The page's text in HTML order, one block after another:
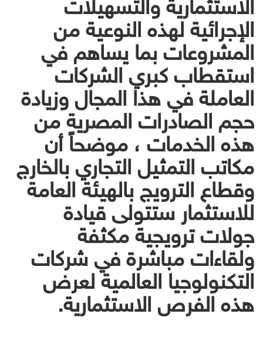
الإجرائية لهذه النوعية من
المشروعات بما يساهم في
استقطاب كبري الشركات
العاملة في هذا المجال وزيادة
حجم الصادرات المصرية من
هذه الخدمات ، موضحاً أن
مكاتب التمثيل التجاري بالخارج
وقطاع الترويج بالهيئة العامة
للاستثمار ستتولى قيادة
جولات ترويجية مكثفة
ولقاءات مباشرة في شركات
التكنولوجيا العالمية لعرض
هذه الفرص الاستثمارية.